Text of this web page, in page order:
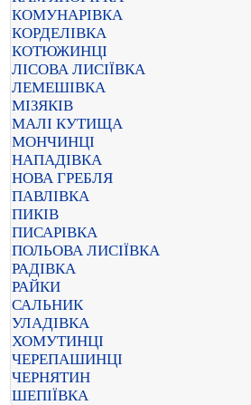
КОМУНАРІВКА
КОРДЕЛІВКА
КОТЮЖИНЦІ
ЛІСОВА ЛИСІЇВКА
ЛЕМЕШІВКА
МІЗЯКІВ
МАЛІ КУТИЩА
МОНЧИНЦІ
НАПАДІВКА
НОВА ГРЕБЛЯ
ПАВЛІВКА
ПИКІВ
ПИСАРІВКА
ПОЛЬОВА ЛИСІЇВКА
РАДІВКА
РАЙКИ
САЛЬНИК
УЛАДІВКА
ХОМУТИНЦІ
ЧЕРЕПАШИНЦІ
ЧЕРНЯТИН
ШЕПІЇВКА